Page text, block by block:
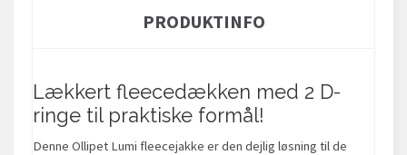
PRODUKTINFO
Lækkert fleecedækken med 2 D-
ringe til praktiske formål!
Denne Ollipet Lumi fleecejakke er den dejlig løsning til de